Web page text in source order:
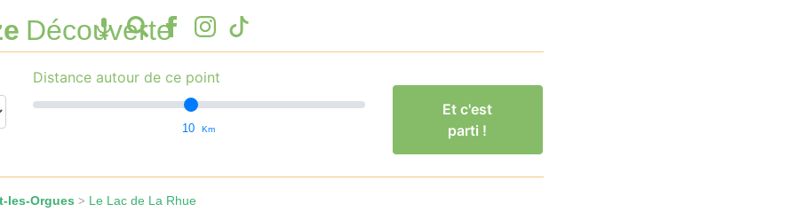
Découverte
Distance autour de ce point
10 Km
Et c'est
parti !
les-Orgues > Le Lac de La Rhue